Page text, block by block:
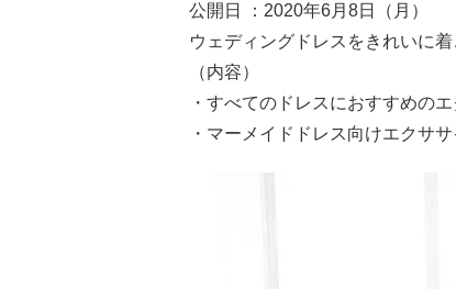
公開日 ：2020年6月8日（月）
ウェディングドレスをきれいに
（内容）
・すべてのドレスにおすすめの
・マーメイドドレス向けエクサ